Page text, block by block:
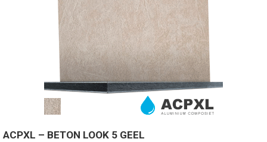
ACPXL – BETON LOOK 5 GEEL